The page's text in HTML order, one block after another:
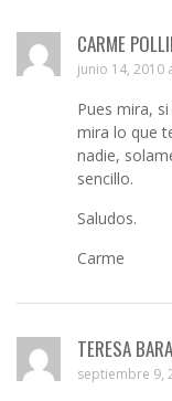
CARME
junio 14,
Pues mira,
mira lo que
nadie,
sencillo.
Saludos.
Carme
TERESA
septiembre 9,